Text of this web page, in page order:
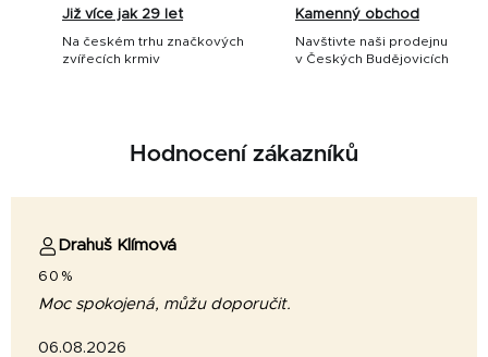
Již více jak 29 let
Na českém trhu značkových
zvířecích krmiv
Kamenný obchod
Navštivte naši prodejnu
v Českých Budějovicích
Hodnocení zákazníků
Drahuš Klímová
60%
Moc spokojená, můžu doporučit.
06.08.2026